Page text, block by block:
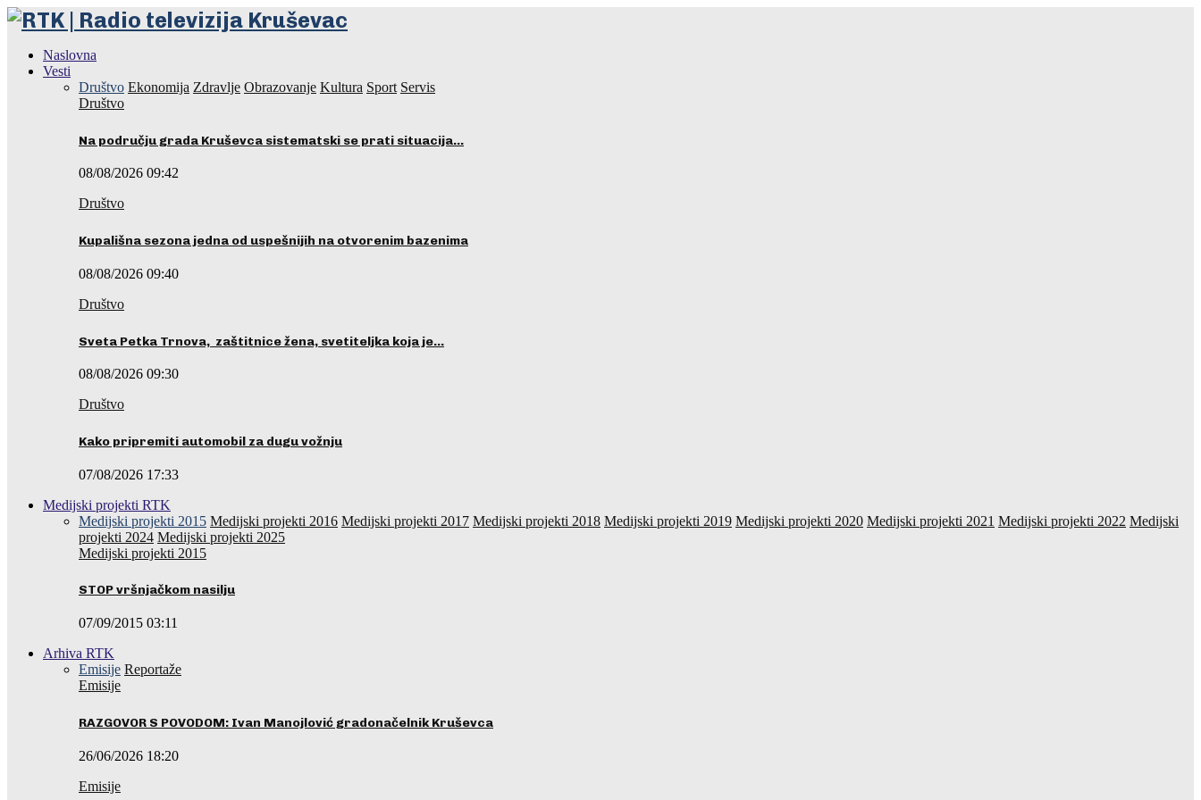
Naslovna
Vesti
Društvo Ekonomija Zdravlje Obrazovanje Kultura Sport Servis
Društvo
Na području grada Kruševca sistematski se prati situacija…
08/08/2026 09:42
Društvo
Kupališna sezona jedna od uspešnijih na otvorenim bazenima
08/08/2026 09:40
Društvo
Sveta Petka Trnova, zaštitnice žena, svetiteljka koja je…
08/08/2026 09:30
Društvo
Kako pripremiti automobil za dugu vožnju
07/08/2026 17:33
Medijski projekti RTK
Medijski projekti 2015 Medijski projekti 2016 Medijski projekti 2017 Medijski projekti 2018 Medijski projekti 2019 Medijski projekti 2020 Medijski projekti 2021 Medijski projekti 2022 Medijski
projekti 2024 Medijski projekti 2025
Medijski projekti 2015
STOP vršnjačkom nasilju
07/09/2015 03:11
Arhiva RTK
Emisije Reportaže
Emisije
RAZGOVOR S POVODOM: Ivan Manojlović gradonačelnik Kruševca
26/06/2026 18:20
Emisije